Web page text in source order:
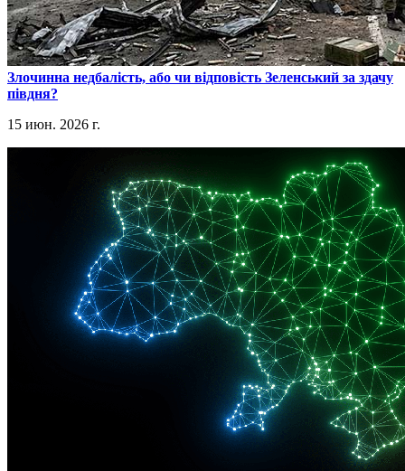
​Злочинна недбалість, або чи відповість Зеленський за здачу
півдня?
15 июн. 2026 г.